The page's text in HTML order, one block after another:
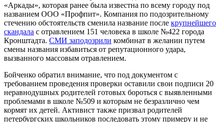
«Аркады», которая ранее была известна по всему городу под
названием ООО «Профпит». Компания по подозрительному
стечению обстоятельств сменила название после крупнейшего
скандала с отравлением 151 человека в школе №422 города
Кронштадта. СМИ заподозрили комбинат в желании путем
смены названия избавиться от репутационного удара,
вызванного массовым отравлением.
Бойченко обратил внимание, что под документом с
требованием проведения проверки оставили свои подписи 20
неравнодушных родителей готовых бороться с выявленными
проблемами в школе №509 и которым не безразлично чем
кормят их детей. Активист также призвал родителей
петербургских школьников последовать этому примеру и не